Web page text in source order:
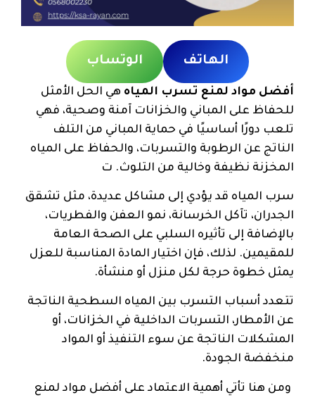
الهاتف الوتساب
أفضل مواد لمنع تسرب المياه هي الحل الأمثل
للحفاظ على المباني والخزانات آمنة وصحية، فهي
تلعب دورًا أساسيًا في حماية المباني من التلف
الناتج عن الرطوبة والتسربات، والحفاظ على المياه
المخزنة نظيفة وخالية من التلوث. ت
سرب المياه قد يؤدي إلى مشاكل عديدة، مثل تشقق
الجدران، تآكل الخرسانة، نمو العفن والفطريات،
بالإضافة إلى تأثيره السلبي على الصحة العامة
للمقيمين. لذلك، فإن اختيار المادة المناسبة للعزل
يمثل خطوة حرجة لكل منزل أو منشأة.
تتعدد أسباب التسرب بين المياه السطحية الناتجة
عن الأمطار، التسربات الداخلية في الخزانات، أو
المشكلات الناتجة عن سوء التنفيذ أو المواد
منخفضة الجودة.
ومن هنا تأتي أهمية الاعتماد على أفضل مواد لمنع